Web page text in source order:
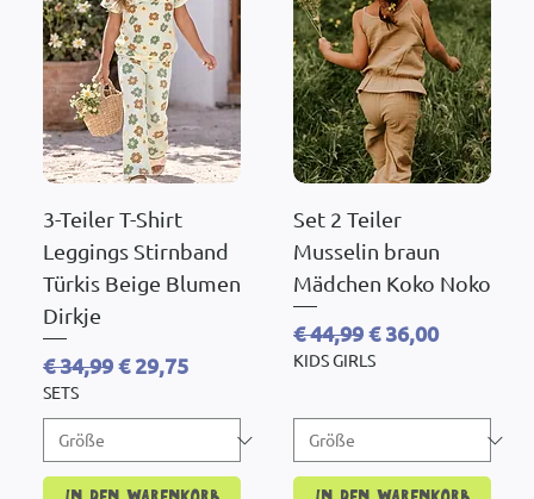
3-Teiler T-Shirt
Leggings Stirnband
Türkis Beige Blumen
Dirkje
Standardpreis
€ 34,99Sale-Preis
€ 29,75
SETS
Set 2 Teiler
Musselin braun
Mädchen Koko Noko
Standardpreis
€ 44,99Sale-Preis
€ 36,00
KIDS GIRLS